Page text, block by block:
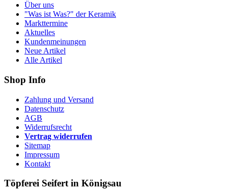
Über uns
"Was ist Was?" der Keramik
Markttermine
Aktuelles
Kundenmeinungen
Neue Artikel
Alle Artikel
Shop Info
Zahlung und Versand
Datenschutz
AGB
Widerrufsrecht
Vertrag widerrufen
Sitemap
Impressum
Kontakt
Töpferei Seifert in Königsau